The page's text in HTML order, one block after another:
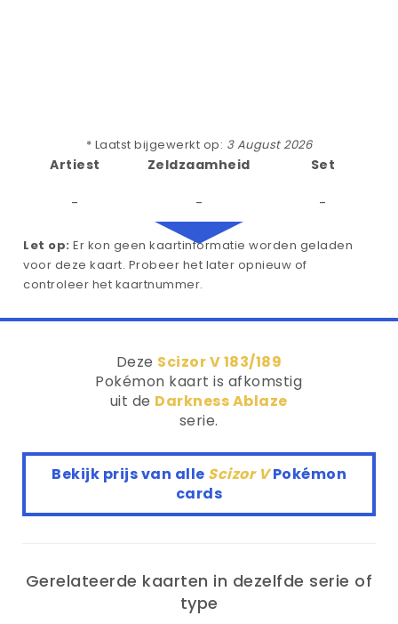
* Laatst bijgewerkt op: 3 August 2026
Artiest
-
Zeldzaamheid
-
Set
-
Let op: Er kon geen kaartinformatie worden geladen
voor deze kaart. Probeer het later opnieuw of
controleer het kaartnummer.
Deze Scizor V 183/189
Pokémon kaart is afkomstig
uit de Darkness Ablaze
serie.
Bekijk prijs van alle Scizor VPokémon
cards
Gerelateerde kaarten in dezelfde serie of
type